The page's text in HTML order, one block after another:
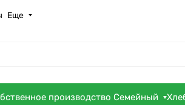
Еще
производство Семейный